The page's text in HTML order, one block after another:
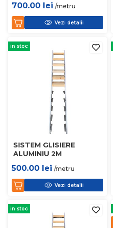
700.00 lei /metru
Vezi detalii
in stoc
SISTEM GLISIERE
ALUMINIU 2M
500.00 lei /metru
Vezi detalii
in stoc